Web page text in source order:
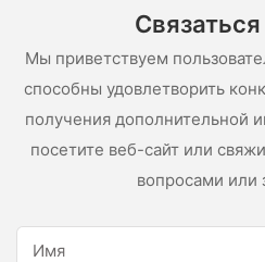
Мы приветствуем
способны удовлетворить
получения дополнительной
посетите веб-сайт или
вопросами или
Имя